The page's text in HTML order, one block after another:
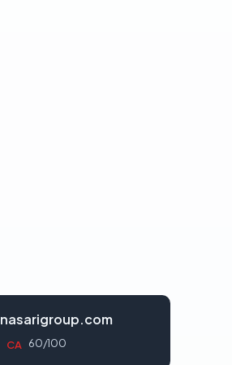
nasarigroup.com
CA 60/100